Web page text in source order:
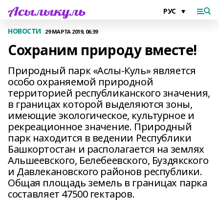
НОВОСТИ 29 МАРТА 2019, 06:39
Сохраним природу вместе!
Природный парк «Аслы-Куль» является
особо охраняемой природной
территорией республиканского значения,
в границах которой выделяются зоны,
имеющие экологическое, культурное и
рекреационное значение. Природный
парк находится в ведении Республики
Башкортостан и располагается на землях
Альшеевского, Белебеевского, Буздякского
и Давлекановского районов республики.
Общая площадь земель в границах парка
составляет 47500 гектаров.